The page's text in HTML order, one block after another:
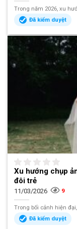
Trong năm 2026, xu
Đã kiểm duyệt
Xu hướng chụp
đôi trẻ
11/03/2026 9
Trong bối cảnh hiện đại,
Đã kiểm duyệt